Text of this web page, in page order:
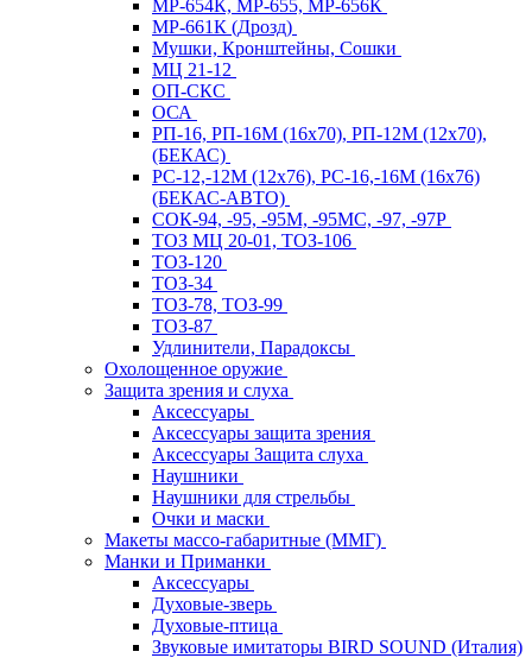
МР-654К, МР-655, МР-656К
МР-661К (Дрозд)
Мушки, Кронштейны, Сошки
МЦ 21-12
ОП-СКС
ОСА
РП-16, РП-16М (16х70), РП-12М (12х70),
(БЕКАС)
РС-12,-12М (12х76), РС-16,-16М (16х76)
(БЕКАС-АВТО)
СОК-94, -95, -95М, -95МС, -97, -97Р
ТОЗ МЦ 20-01, ТОЗ-106
ТОЗ-120
ТОЗ-34
ТОЗ-78, ТОЗ-99
ТОЗ-87
Удлинители, Парадоксы
Охолощенное оружие
Защита зрения и слуха
Аксессуары
Аксессуары защита зрения
Аксессуары Защита слуха
Наушники
Наушники для стрельбы
Очки и маски
Макеты массо-габаритные (ММГ)
Манки и Приманки
Аксессуары
Духовые-зверь
Духовые-птица
Звуковые имитаторы BIRD SOUND (Италия)